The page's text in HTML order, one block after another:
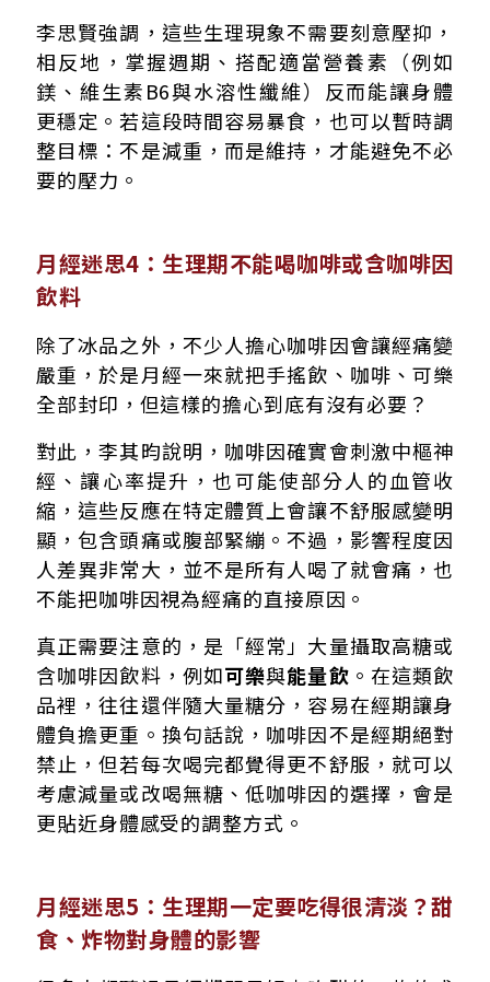
李思賢強調，這些生理現象不需要刻意壓抑，
相反地，掌握週期、搭配適當營養素（例如
鎂、維生素B6與水溶性纖維）反而能讓身體
更穩定。若這段時間容易暴食，也可以暫時調
整目標：不是減重，而是維持，才能避免不必
要的壓力。
月經迷思4：生理期不能喝咖啡或含咖啡因
飲料
除了冰品之外，不少人擔心咖啡因會讓經痛變
嚴重，於是月經一來就把手搖飲、咖啡、可樂
全部封印，但這樣的擔心到底有沒有必要？
對此，李其昀說明，咖啡因確實會刺激中樞神
經、讓心率提升，也可能使部分人的血管收
縮，這些反應在特定體質上會讓不舒服感變明
顯，包含頭痛或腹部緊繃。不過，影響程度因
人差異非常大，並不是所有人喝了就會痛，也
不能把咖啡因視為經痛的直接原因。
真正需要注意的，是「經常」大量攝取高糖或
含咖啡因飲料，例如可樂與能量飲 。在這類飲
品裡，往往還伴隨大量糖分，容易在經期讓身
體負擔更重。換句話說，咖啡因不是經期絕對
禁止，但若每次喝完都覺得更不舒服，就可以
考慮減量或改喝無糖、低咖啡因的選擇，會是
更貼近身體感受的調整方式。
月經迷思5：生理期一定要吃得很清淡？甜
食、炸物對身體的影響